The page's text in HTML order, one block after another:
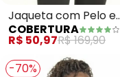
Jaqueta com Pelo e
Zíper Preto
COBERTURA
R$ 50,97R$ 169,90
-70%